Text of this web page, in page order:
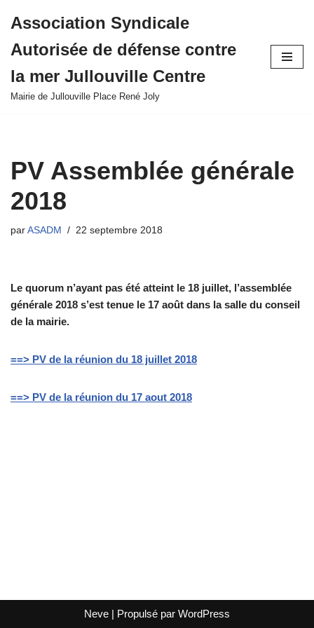
au
contenu
Association Syndicale
Autorisée de défense contre
la mer Jullouville Centre
Mairie de Jullouville Place René Joly
PV Assemblée générale
2018
par ASADM 22 septembre 2018
Le quorum n’ayant pas été atteint le 18 juillet, l’assemblée
générale 2018 s’est tenue le 17 août dans la salle du conseil
de la mairie.
==> PV de la réunion du 18 juillet 2018
==> PV de la réunion du 17 aout 2018
Neve | Propulsé par WordPress